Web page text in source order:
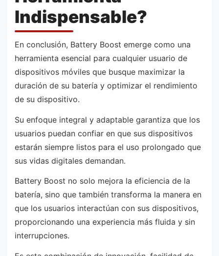
Indispensable?
En conclusión, Battery Boost emerge como una
herramienta esencial para cualquier usuario de
dispositivos móviles que busque maximizar la
duración de su batería y optimizar el rendimiento
de su dispositivo.
Su enfoque integral y adaptable garantiza que los
usuarios puedan confiar en que sus dispositivos
estarán siempre listos para el uso prolongado que
sus vidas digitales demandan.
Battery Boost no solo mejora la eficiencia de la
batería, sino que también transforma la manera en
que los usuarios interactúan con sus dispositivos,
proporcionando una experiencia más fluida y sin
interrupciones.